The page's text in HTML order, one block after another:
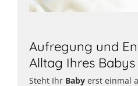
Aufregung und
Alltag Ihres
Steht Ihr Baby erst einmal